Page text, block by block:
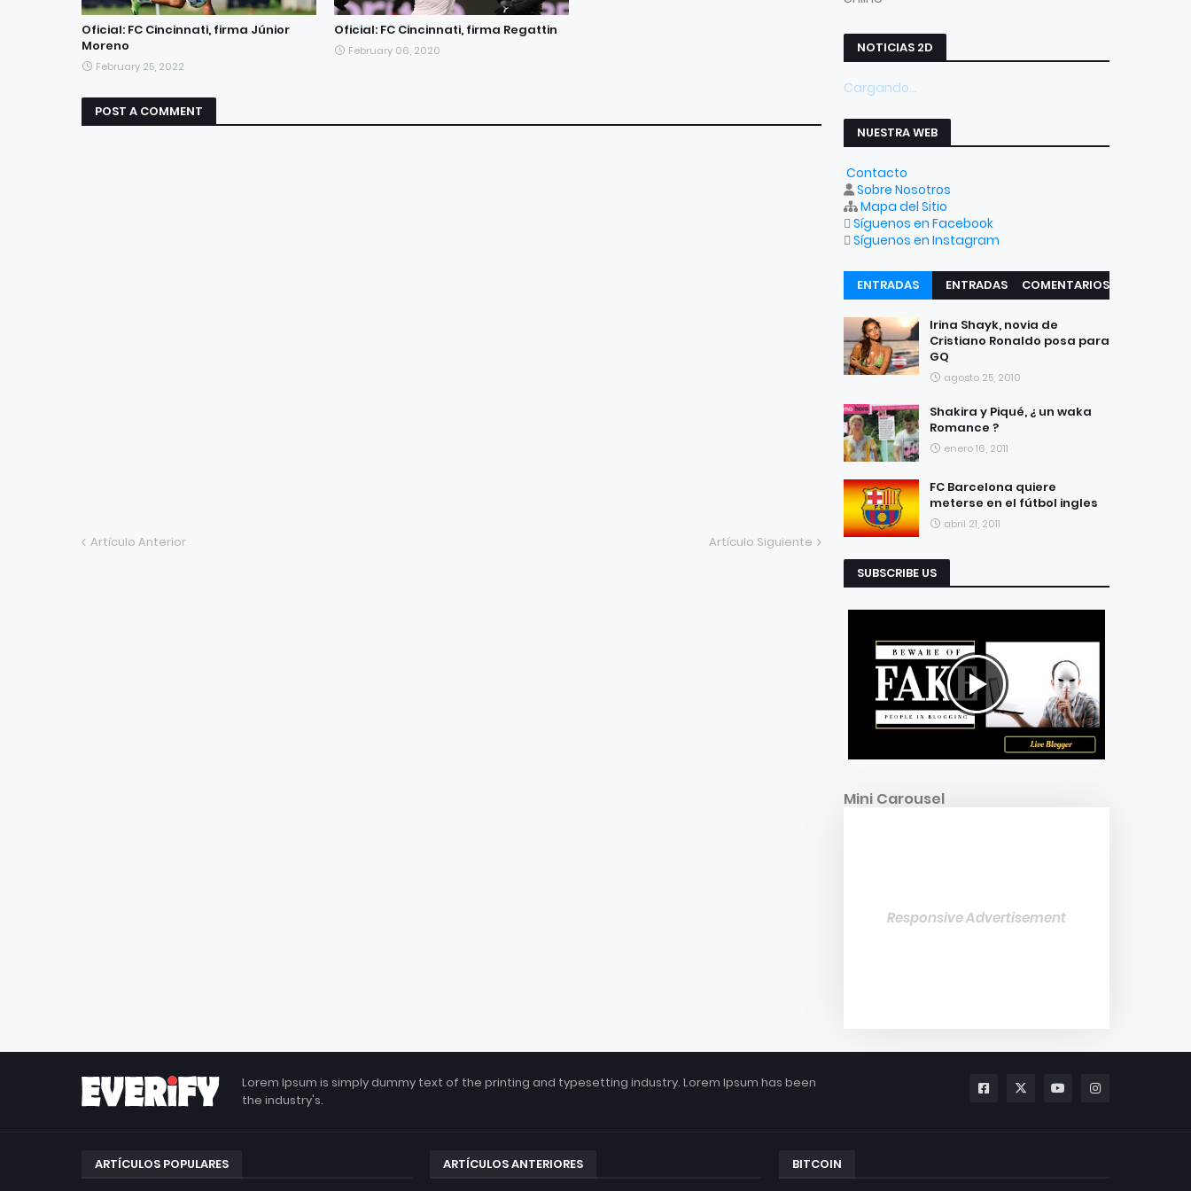
Oficial: FC Cincinnati, firma Júnior
Moreno
February 25, 2022
Oficial: FC Cincinnati, firma Regattin
February 06, 2020
POST A COMMENT
Artículo Anterior Artículo Siguiente
NOTICIAS 2D
Cargando...
NUESTRA WEB
Contacto
Sobre Nosotros
Mapa del Sitio
Síguenos en Facebook
Síguenos en Instagram
ENTRADAS
RECIENTES
ENTRADAS
COMENTARIOS
Irina Shayk, novia de
Cristiano Ronaldo posa para
GQ
agosto 25, 2010
Shakira y Piqué, ¿ un waka
Romance ?
enero 16, 2011
FC Barcelona quiere
meterse en el fútbol ingles
abril 21, 2011
SUBSCRIBE US
Mini Carousel
Responsive Advertisement
Lorem Ipsum is simply dummy text of the printing and typesetting industry. Lorem Ipsum has been
the industry's.
ARTÍCULOS POPULARES ARTÍCULOS ANTERIORES BITCOIN